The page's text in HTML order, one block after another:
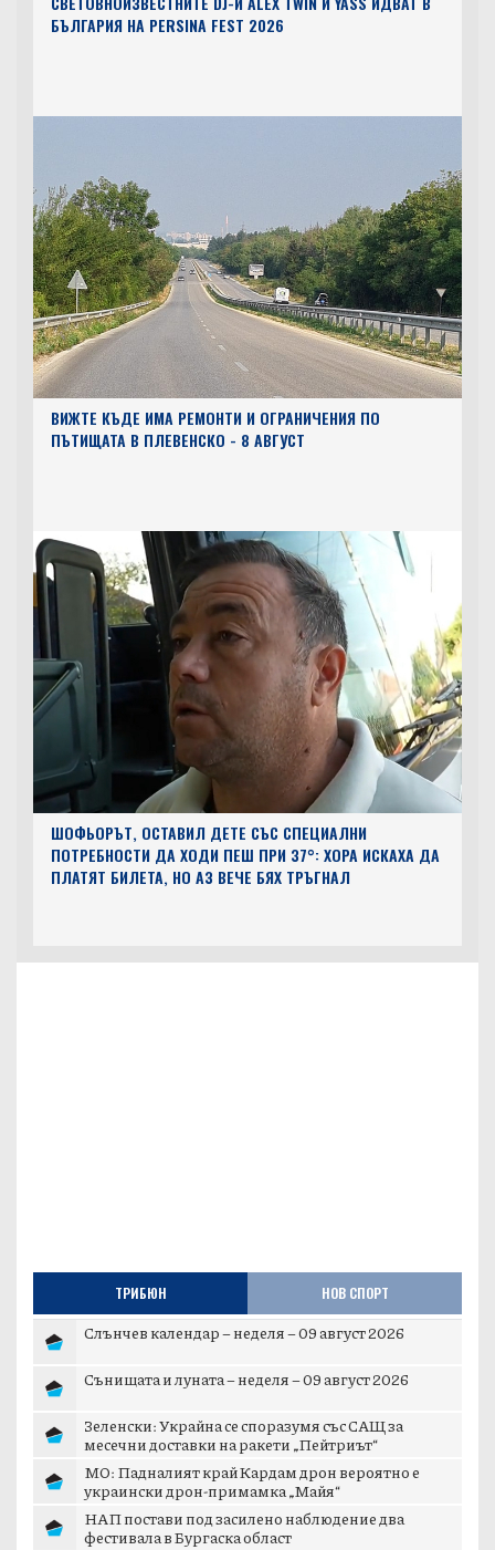
БЪЛГАРИЯ НА PERSINA FEST 2026
ВИЖТЕ КЪДЕ ИМА РЕМОНТИ И ОГРАНИЧЕНИЯ ПО
ПЪТИЩАТА В ПЛЕВЕНСКО - 8 АВГУСТ
ШОФЬОРЪТ, ОСТАВИЛ ДЕТЕ СЪС СПЕЦИАЛНИ
ПОТРЕБНОСТИ ДА ХОДИ ПЕШ ПРИ 37°: ХОРА ИСКАХА ДА
ПЛАТЯТ БИЛЕТА, НО АЗ ВЕЧЕ БЯХ ТРЪГНАЛ
ТРИБЮН НОВ СПОРТ
Слънчев календар – неделя – 09 август 2026
Сънищата и луната – неделя – 09 август 2026
Зеленски: Украйна се споразумя със САЩ за
месечни доставки на ракети „Пейтриът“
МО: Падналият край Кардам дрон вероятно е
украински дрон-примамка „Майя“
НАП постави под засилено наблюдение два
фестивала в Бургаска област